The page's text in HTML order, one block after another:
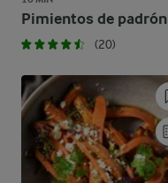
Pimientos de padrón
(20)